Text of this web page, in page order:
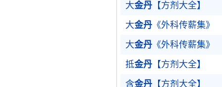
大金丹 【方剂大全】
大金丹 《外科传薪集》
大金丹 《外科传薪集》
抵金丹 【方剂大全】
含金丹 【方剂大全】